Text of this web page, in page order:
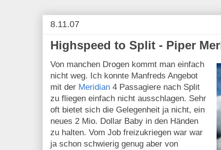
8.11.07
Highspeed to Split - Piper
Von manchen Drogen kommt man einfach
nicht weg. Ich konnte Manfreds Angebot
mit der Meridian 4 Passagiere nach Split
zu fliegen einfach nicht ausschlagen. Sehr
oft bietet sich die Gelegenheit ja nicht, ein
neues 2 Mio. Dollar Baby in den Händen
zu halten. Vom Job freizukriegen war war
ja schon schwierig genug aber von